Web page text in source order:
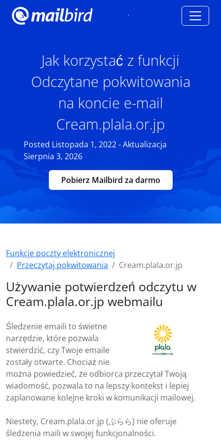
Jak korzystać z funkcji
Odczytane pokwitowania
na koncie e-mail
Cream.plala.or.jp
Posted Listopada 1, 2022 - Aktualizacja
Sierpnia 3, 2026
Pobierz Mailbird za darmo
Funkcje poczty elektronicznej
Przeczytaj pokwitowania
Cream.plala.or.jp
Używanie potwierdzeń odczytu w
Cream.plala.or.jp webmailu
Śledzenie emaili to świetne
narzędzie, które pozwala
stwierdzić, czy Twoje emaile
zostały otwarte. Chociaż nie
można powiedzieć, że odbiorca przeczytał Twoją
wiadomość, pozwala to na lepszy kontekst i lepiej
zaplanowane kolejne kroki w komunikacji mailowej.
Niestety, Cream.plala.or.jp (ぷらら) nie oferuje
śledzenia maili w swojej funkcjonalności.